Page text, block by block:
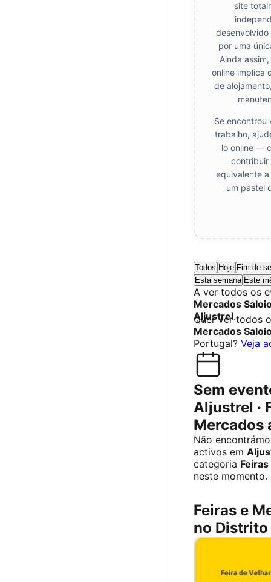
site
desenvolvido
por uma
Ainda
online implica
de
Se encontrou
trabalho,
lo online —
contribuir
equivalente
um pastel
Todos Hoje Fim de
Esta semana Este
A ver todos os
Mercados
Aljustrel.
Quer ver todos
Mercados
Portugal? Veja
Sem
Aljustrel ·
Mercados
Não
activos em
categoria
neste momento.
Feiras e
no Distrito